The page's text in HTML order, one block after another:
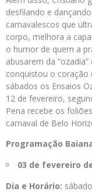
desfilando e
carnavalescos que
corpo, melhora a
o humor de quem a
abusarem da
conquistou o coração
sábados os Ensaios
12 de fevereiro,
Pena recebe os
carnaval de Belo
Programação
03 de fevereiro
Dia e Horário: